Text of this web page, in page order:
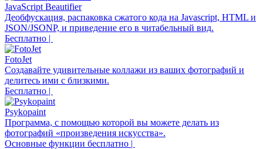
JavaScript Beautifier
Деобфускация, распаковка сжатого кода на Javascript, HTML и
JSON/JSONP, и приведение его в читабельный вид.
Бесплатно |
FotoJet
Создавайте удивительные коллажи из ваших фотографий и
делитесь ими с близкими.
Бесплатно |
Psykopaint
Программа, с помощью которой вы можете делать из
фотографий «произведения искусства».
Основные функции бесплатно |